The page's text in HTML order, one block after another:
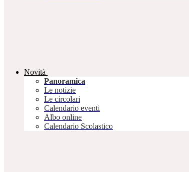
Novità
Panoramica
Le notizie
Le circolari
Calendario eventi
Albo online
Calendario Scolastico